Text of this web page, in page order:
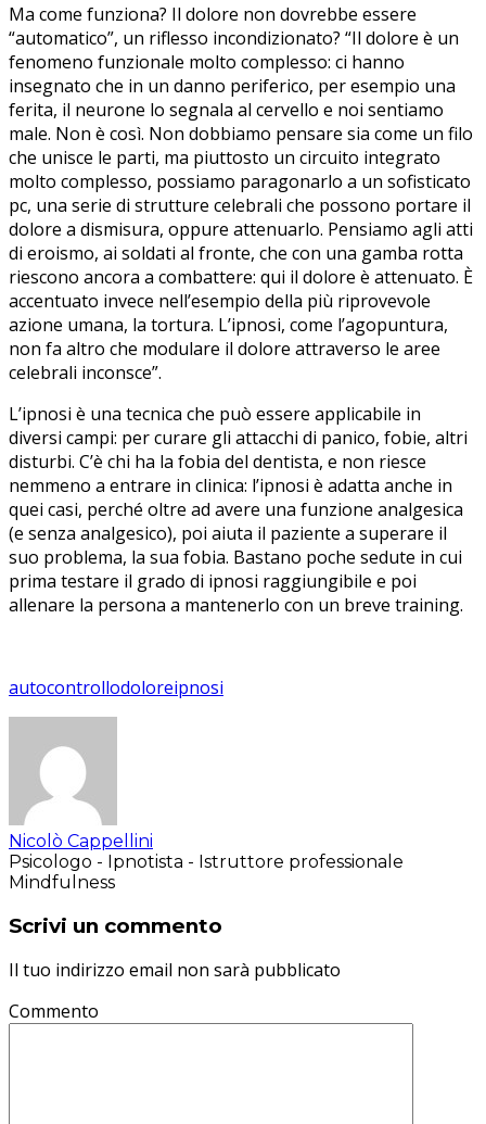
Ma come funziona? Il dolore non dovrebbe essere
“automatico”, un riflesso incondizionato? “Il dolore è un
fenomeno funzionale molto complesso: ci hanno
insegnato che in un danno periferico, per esempio una
ferita, il neurone lo segnala al cervello e noi sentiamo
male. Non è così. Non dobbiamo pensare sia come un filo
che unisce le parti, ma piuttosto un circuito integrato
molto complesso, possiamo paragonarlo a un sofisticato
pc, una serie di strutture celebrali che possono portare il
dolore a dismisura, oppure attenuarlo. Pensiamo agli atti
di eroismo, ai soldati al fronte, che con una gamba rotta
riescono ancora a combattere: qui il dolore è attenuato. È
accentuato invece nell’esempio della più riprovevole
azione umana, la tortura. L’ipnosi, come l’agopuntura,
non fa altro che modulare il dolore attraverso le aree
celebrali inconsce”.
L’ipnosi è una tecnica che può essere applicabile in
diversi campi: per curare gli attacchi di panico, fobie, altri
disturbi. C’è chi ha la fobia del dentista, e non riesce
nemmeno a entrare in clinica: l’ipnosi è adatta anche in
quei casi, perché oltre ad avere una funzione analgesica
(e senza analgesico), poi aiuta il paziente a superare il
suo problema, la sua fobia. Bastano poche sedute in cui
prima testare il grado di ipnosi raggiungibile e poi
allenare la persona a mantenerlo con un breve training.
autocontrollodoloreipnosi
Nicolò Cappellini
Psicologo - Ipnotista - Istruttore professionale
Mindfulness
Scrivi un commento
Il tuo indirizzo email non sarà pubblicato
Commento